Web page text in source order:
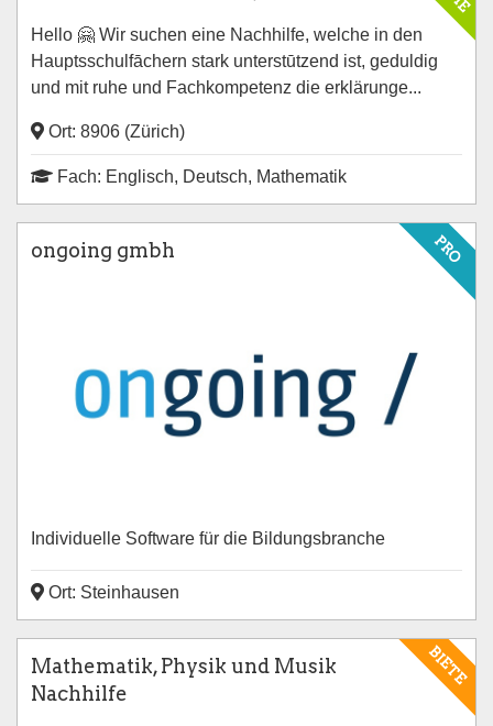
Hello 🤗 Wir suchen eine Nachhilfe, welche in den
Hauptsschulfāchern stark unterstūtzend ist, geduldig
und mit ruhe und Fachkompetenz die erklärunge...
Ort: 8906 (Zürich)
Fach: Englisch, Deutsch, Mathematik
PRO
ongoing gmbh
Individuelle Software für die Bildungsbranche
Ort: Steinhausen
BIETE
Mathematik, Physik und Musik
Nachhilfe